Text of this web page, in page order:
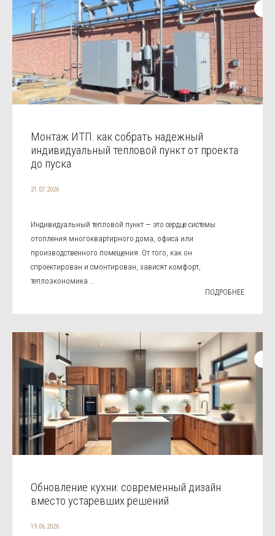
Монтаж ИТП: как собрать надежный
индивидуальный тепловой пункт от проекта
до пуска
21.07.2026
Индивидуальный тепловой пункт — это сердце системы
отопления многоквартирного дома, офиса или
производственного помещения. От того, как он
спроектирован и смонтирован, зависят комфорт,
теплоэкономика ...
ПОДРОБНЕЕ
Обновление кухни: современный дизайн
вместо устаревших решений
19.06.2026